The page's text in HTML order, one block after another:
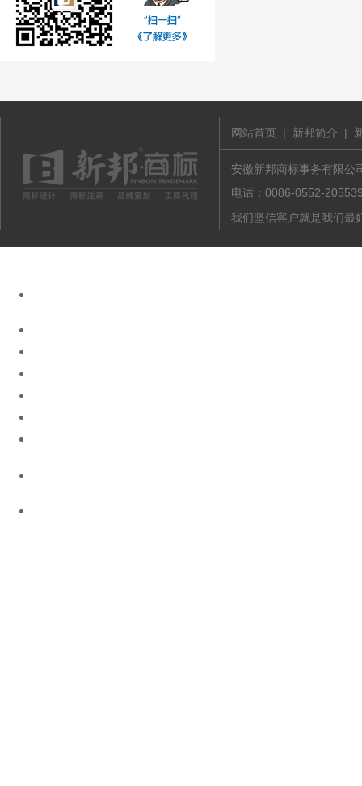
网站首页 | 新邦简介 |
安徽新邦商标事务有限公
电话：0086-0552-
我们坚信客户就是我们最